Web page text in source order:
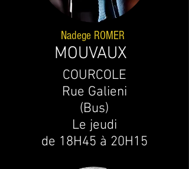
Nadege ROMER
MOUVAUX
COURCOLE
Rue Galieni
(Bus)
Le jeudi
de 18H45 à 20H15